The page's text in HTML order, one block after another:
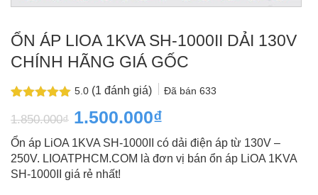
ỔN ÁP LIOA 1KVA SH-1000II DẢI 130V
CHÍNH HÃNG GIÁ GỐC
5.0
dựa trên
(1 đánh giá) Đã bán633
1.850.000₫ Giá
gốc
là:
1.850.000₫.
1.500.000₫
hiện
tại
Ổn áp LiOA 1KVA SH-1000II có dải điện áp từ 130V –
250V. LIOATPHCM.COM là đơn vị bán ổn áp LiOA 1KVA
SH-1000II giá rẻ nhất!